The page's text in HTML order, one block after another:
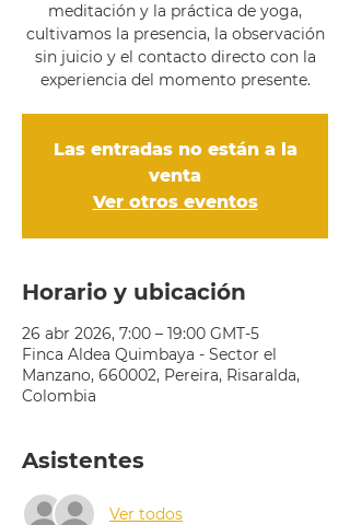
meditación y la práctica de yoga,
cultivamos la presencia, la observación
sin juicio y el contacto directo con la
experiencia del momento presente.
Las entradas no están a la
venta
Ver otros eventos
Horario y ubicación
26 abr 2026, 7:00 – 19:00 GMT-5
Finca Aldea Quimbaya - Sector el
Manzano, 660002, Pereira, Risaralda,
Colombia
Asistentes
Ver todos